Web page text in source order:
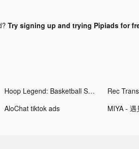
Try signing up and trying Pipiads for
Hoop Legend: Basketball Stars tiktok ads
AloChat tiktok ads MIYA -